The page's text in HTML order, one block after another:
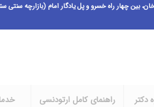
چهار راه خسرو و پل یادگار امام (بازارچه سنتی ستارخان فاز ۱)،پ ٣،ط
دکتر راهنمای کامل ارتودنسی